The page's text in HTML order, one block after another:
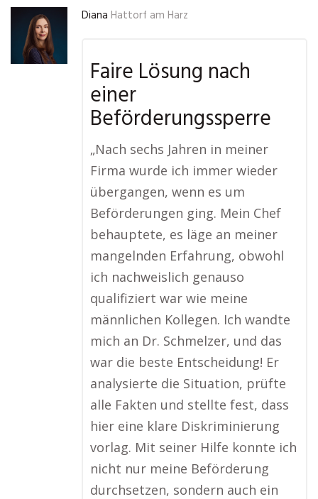
Diana Hattorf am Harz
Faire Lösung nach
einer
Beförderungssperre
„Nach sechs Jahren in meiner
Firma wurde ich immer wieder
übergangen, wenn es um
Beförderungen ging. Mein Chef
behauptete, es läge an meiner
mangelnden Erfahrung, obwohl
ich nachweislich genauso
qualifiziert war wie meine
männlichen Kollegen. Ich wandte
mich an Dr. Schmelzer, und das
war die beste Entscheidung! Er
analysierte die Situation, prüfte
alle Fakten und stellte fest, dass
hier eine klare Diskriminierung
vorlag. Mit seiner Hilfe konnte ich
nicht nur meine Beförderung
durchsetzen, sondern auch ein